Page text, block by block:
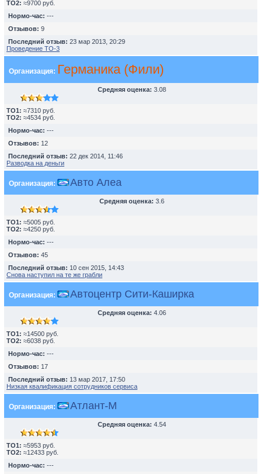
TO2: ≈9700 руб.
Нормо-час: ---
Отзывов: 9
Последний отзыв: 23 мар 2013, 20:29
Проведение ТО-3
Организация: Германика (Фили)
Средняя оценка: 3.08
TO1: ≈7310 руб.
TO2: ≈4534 руб.
Нормо-час: ---
Отзывов: 12
Последний отзыв: 22 дек 2014, 11:46
Разводка на деньги
Организация: Авто Алеа
Средняя оценка: 3.6
TO1: ≈5005 руб.
TO2: ≈4250 руб.
Нормо-час: ---
Отзывов: 45
Последний отзыв: 10 сен 2015, 14:43
Снова наступил на те же грабли
Организация: Автоцентр Сити-Каширка
Средняя оценка: 4.06
TO1: ≈14500 руб.
TO2: ≈6038 руб.
Нормо-час: ---
Отзывов: 17
Последний отзыв: 13 мар 2017, 17:50
Низкая квалификация сотрудников сервиса
Организация: Атлант-М
Средняя оценка: 4.54
TO1: ≈5953 руб.
TO2: ≈12433 руб.
Нормо-час: ---